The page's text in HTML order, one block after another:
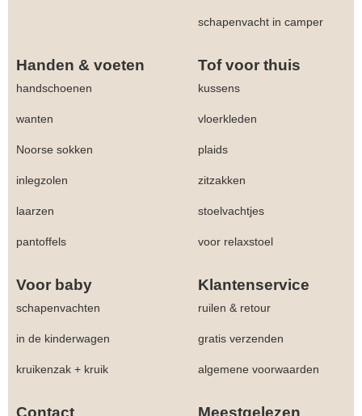
schapenvacht in camper
Handen & voeten Tof voor thuis
handschoenen kussens
wanten vloerkleden
Noorse sokken plaids
inlegzolen zitzakken
laarzen stoelvachtjes
pantoffels voor relaxstoel
Voor baby Klantenservice
schapenvachten ruilen & retour
in de kinderwagen gratis verzenden
kruikenzak + kruik algemene voorwaarden
Contact Meestgelezen